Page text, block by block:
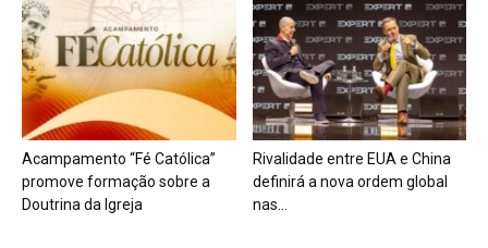
Acampamento “Fé Católica”
promove formação sobre a
Doutrina da Igreja
Rivalidade entre EUA e China
definirá a nova ordem global
nas...